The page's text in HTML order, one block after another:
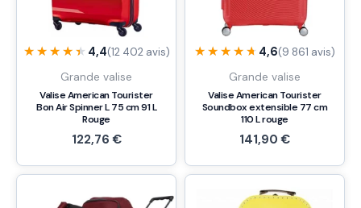
★★★★★
★★★★★ 4,4(12 402 avis)
Grande valise
Valise American Tourister
Bon Air Spinner L 75 cm 91 L
Rouge
122,76€
★★★★★
★★★★★ 4,6(9 861 avis)
Grande valise
Valise American Tourister
Soundbox extensible 77 cm
110 L rouge
141,90€